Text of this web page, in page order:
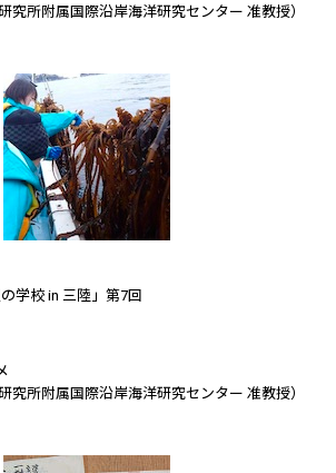
究所附属国際沿岸海洋研究センター 准教授）
学校 in 三陸」第7回
究所附属国際沿岸海洋研究センター 准教授）